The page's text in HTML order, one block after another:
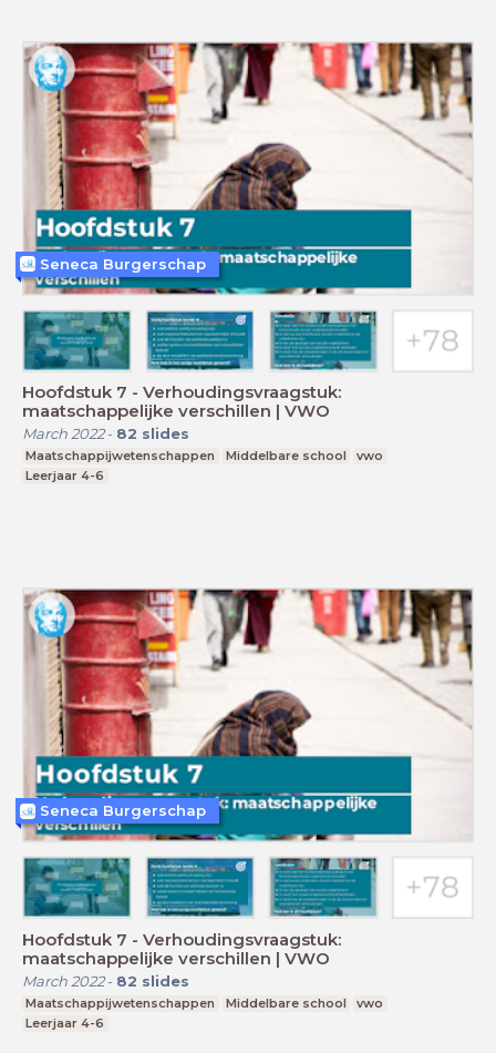
Hoofdstuk 7 - Verhoudingsvraagstuk:
maatschappelijke verschillen | VWO
March 2022- 82 slides
Maatschappijwetenschappen Middelbare school
vwo
Leerjaar 4-6
Seneca Burgerschap
Hoofdstuk 7 - Verhoudingsvraagstuk:
maatschappelijke verschillen | VWO
March 2022- 82 slides
Maatschappijwetenschappen Middelbare school
vwo
Leerjaar 4-6
Seneca Burgerschap